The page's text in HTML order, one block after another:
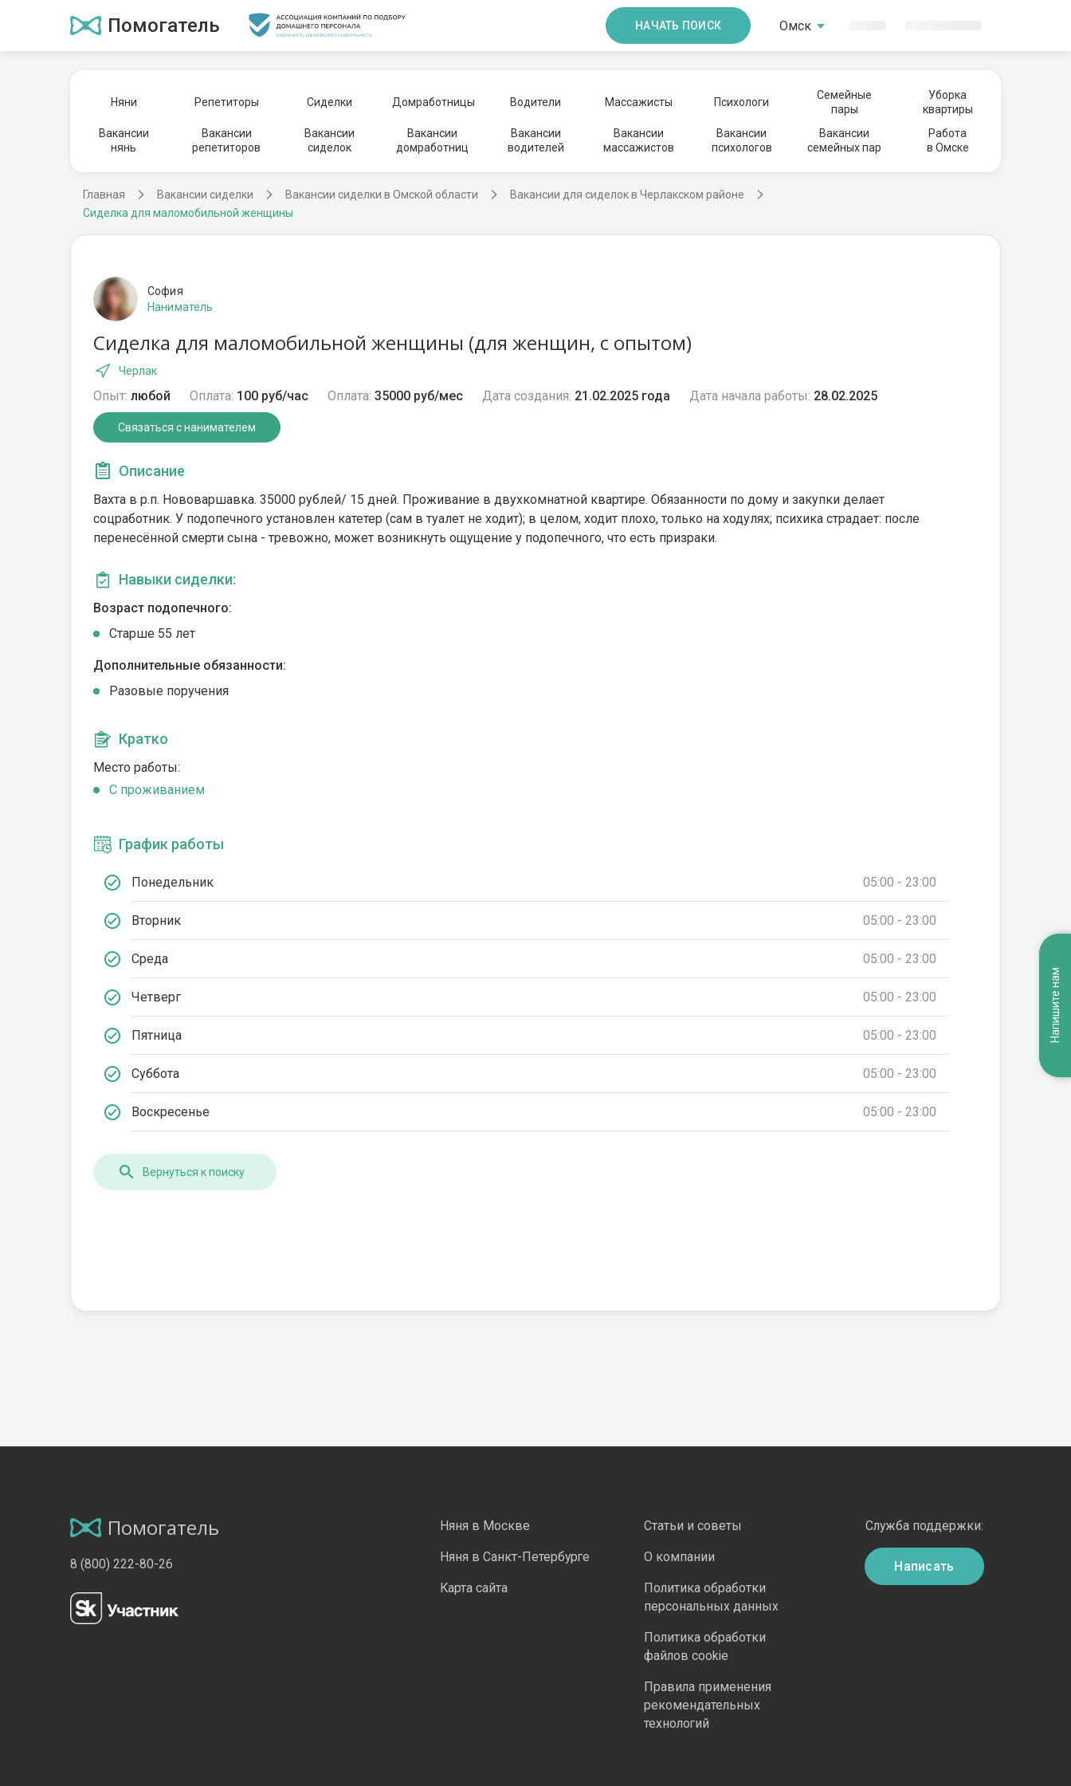
Помогатель НАЧАТЬ ПОИСК Омск
Няни Репетиторы Сиделки Домработницы Водители Массажисты Психологи
Семейные
пары
Уборка
квартиры
Вакансии
нянь
Вакансии
репетиторов
Вакансии
сиделок
Вакансии
домработниц
Вакансии
водителей
Вакансии
массажистов
Вакансии
психологов
Вакансии
семейных пар
Работа
в Омске
Главная Вакансии сиделки Вакансии сиделки в Омской области
Вакансии для сиделок в Черлакском районе
Сиделка для маломобильной женщины
София
Наниматель
Сиделка для маломобильной женщины (для женщин, с опытом)
Черлак
Опыт: любой Оплата: 100 руб/час Оплата: 35000 руб/мес Дата создания: 21.02.2025 года Дата начала работы: 28.02.2025
Связаться с нанимателем
Описание
Вахта в р.п. Нововаршавка. 35000 рублей/ 15 дней. Проживание в двухкомнатной квартире. Обязанности по дому и закупки делает
соцработник. У подопечного установлен катетер (сам в туалет не ходит); в целом, ходит плохо, только на ходулях; психика страдает: после
перенесённой смерти сына - тревожно, может возникнуть ощущение у подопечного, что есть призраки.
Навыки сиделки:
Возраст подопечного:
Cтарше 55 лет
Дополнительные обязанности:
Разовые поручения
Кратко
Место работы:
C проживанием
График работы
Понедельник 05:00 - 23:00
Вторник 05:00 - 23:00
Среда 05:00 - 23:00
Четверг 05:00 - 23:00
Пятница 05:00 - 23:00
Суббота 05:00 - 23:00
Воскресенье 05:00 - 23:00
Вернуться к поиску
Помогатель
8 (800) 222-80-26
Няня в Москве
Няня в Санкт-Петербурге
Карта сайта
Статьи и советы
О компании
Политика обработки
персональных данных
Политика обработки
файлов cookie
Правила применения
рекомендательных
технологий
Служба поддержки:
Написать
Напишите нам